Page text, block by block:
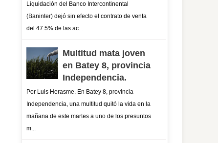
Liquidación del Banco Intercontinental
(Baninter) dejó sin efecto el contrato de venta
del 47.5% de las ac...
Multitud mata joven
en Batey 8, provincia
Independencia.
Por Luis Herasme. En Batey 8, provincia
Independencia, una multitud quitó la vida en la
mañana de este martes a uno de los presuntos
m...